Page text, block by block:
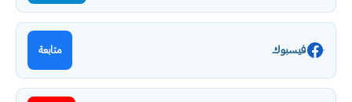
فيسبوك متابعة